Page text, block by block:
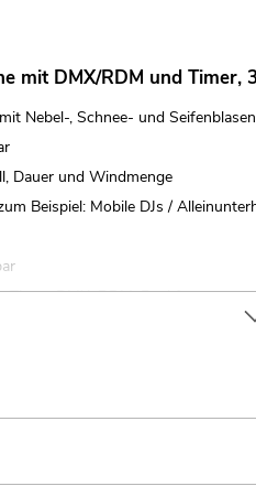
mit DMX/RDM und Timer,
Nebel-, Schnee- und
Dauer und Windmenge
Beispiel: Mobile DJs /
Timer; DMX; RDM;